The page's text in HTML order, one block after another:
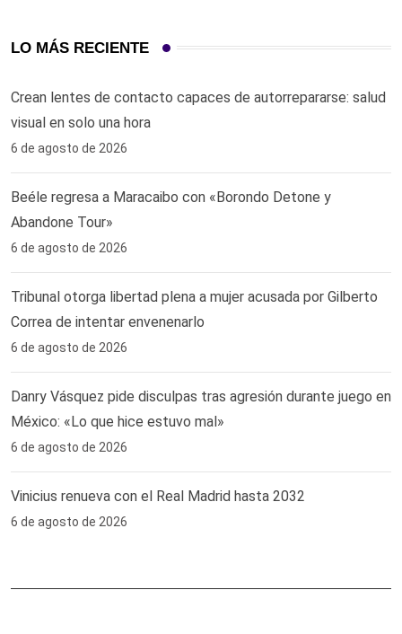
LO MÁS RECIENTE
Crean lentes de contacto capaces de autorrepararse: salud
visual en solo una hora ‎
6 de agosto de 2026
Beéle regresa a Maracaibo con «Borondo Detone y
Abandone Tour»
6 de agosto de 2026
Tribunal otorga libertad plena a mujer acusada por Gilberto
Correa de intentar envenenarlo
6 de agosto de 2026
Danry Vásquez pide disculpas tras agresión durante juego en
México: «Lo que hice estuvo mal»
6 de agosto de 2026
Vinicius renueva con el Real Madrid hasta 2032
6 de agosto de 2026